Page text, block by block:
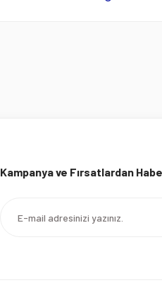
Kampanya ve Fırsatlardan